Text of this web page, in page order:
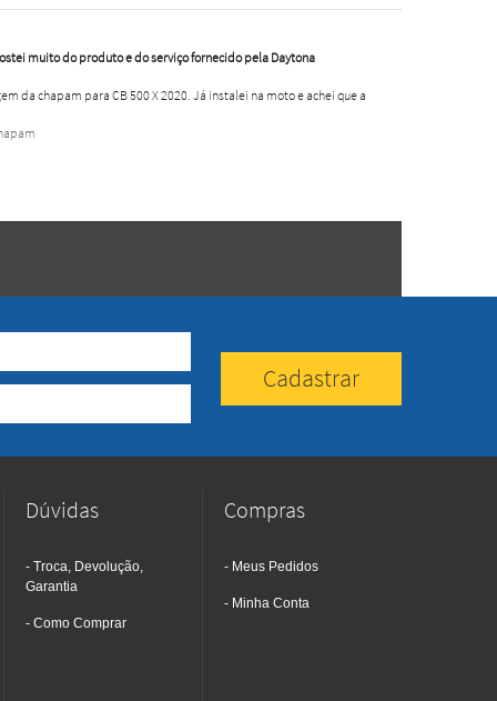
muito do produto e do serviço fornecido pela Daytona
da chapam para CB 500 X 2020. Já instalei na moto e achei que a
Dúvidas
Troca, Devolução,
Garantia
Como Comprar
Compras
Meus Pedidos
Minha Conta